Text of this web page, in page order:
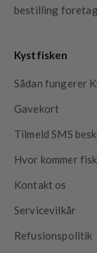
bestilling
Kystfisken
Sådan fungerer
Gavekort
Tilmeld SMS
Hvor kommer
Kontakt os
Servicevilkår
Refusionspolitik